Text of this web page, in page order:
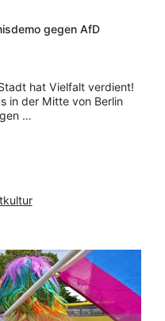
gegen AfD
hat Vielfalt verdient!
in der Mitte von Berlin
…